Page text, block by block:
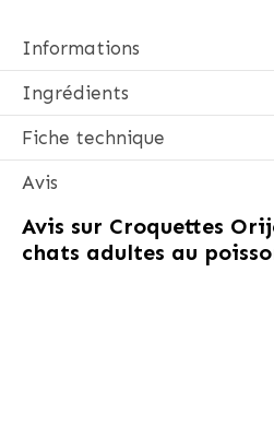
Informations
Ingrédients
Fiche technique
Avis
Avis sur Croquettes
chats adultes au